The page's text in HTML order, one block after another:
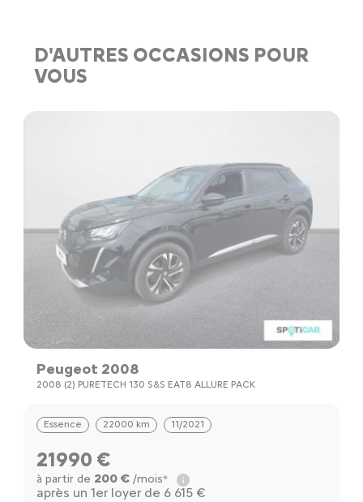
D'AUTRES OCCASIONS POUR
VOUS
Peugeot 2008
2008 (2) PURETECH 130 S&S EAT8 ALLURE PACK
Essence 22000 km 11/2021
21990 €
à partir de 200 €/mois*
après un 1er loyer de 6 615 €